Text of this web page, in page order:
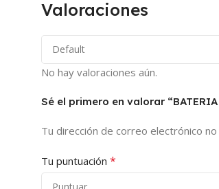
Valoraciones
No hay valoraciones aún.
Sé el primero en valorar
Tu dirección de correo electrónico no
Tu puntuación *